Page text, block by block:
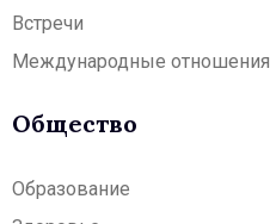
Встречи
Международные отношения
Общество
Образование